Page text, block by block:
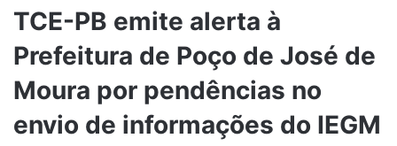
TCE-PB emite alerta à
Prefeitura de Poço de José de
Moura por pendências no
envio de informações do IEGM